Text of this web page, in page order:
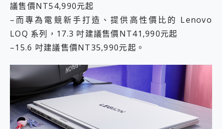
議售價NT54,990元起
–而專為電競新手打造、提供高性價比的 Lenovo
LOQ 系列，17.3 吋建議售價NT41,990元起
–15.6 吋建議售價NT35,990元起。